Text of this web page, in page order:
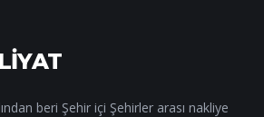
beri Şehir içi Şehirler arası nakliye